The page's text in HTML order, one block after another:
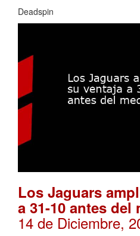
Deadspin
Los Jaguars
a 31-10 antes
14 de Diciembre,